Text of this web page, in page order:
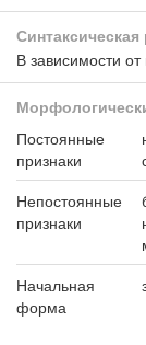
Синтаксическая
В зависимости от
Постоянные
признаки
Непостоянные
признаки
Начальная
форма